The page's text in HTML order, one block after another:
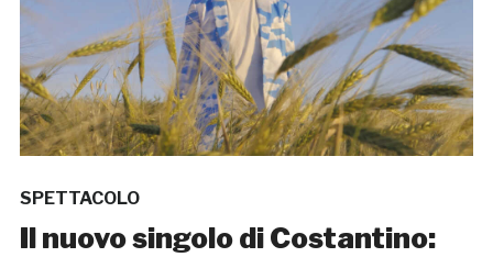
SPETTACOLO
Il nuovo singolo di Costantino: